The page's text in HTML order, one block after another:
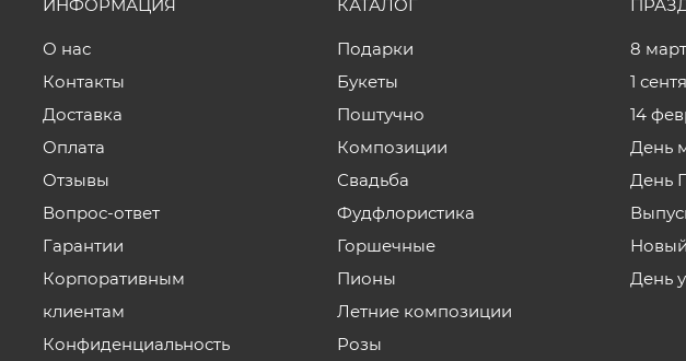
ИНФОРМАЦИЯ
О нас
Контакты
Доставка
Оплата
Отзывы
Вопрос-ответ
Гарантии
Корпоративным
клиентам
Конфиденциальность
КАТАЛОГ
Подарки
Букеты
Поштучно
Композиции
Свадьба
Фудфлористика
Горшечные
Пионы
Летние композиции
Розы
8
1
14
День
День
День